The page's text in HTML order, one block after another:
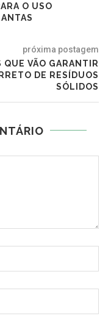
O USO
próxima postagem
QUE VÃO GARANTIR
DE RESÍDUOS
SÓLIDOS